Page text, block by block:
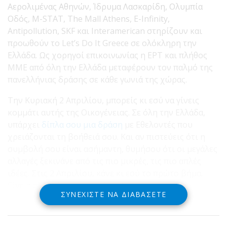
Αερολιμένας Αθηνών, Ίδρυμα Λασκαρίδη, Ολυμπία
Οδός, Μ-STAT, The Mall Αthens, E-Infinity,
Antipollution, SKF και Interamerican στηρίζουν και
προωθούν το Let’s Do It Greece σε ολόκληρη την
Ελλάδα. Ως χορηγοί επικοινωνίας η ΕΡΤ και πλήθος
ΜΜΕ από όλη την Ελλάδα μεταφέρουν τον παλμό της
πανελλήνιας δράσης σε κάθε γωνιά της χώρας.
Γίνε η αλλαγή που περιμένεις!
ΣΥΝΕΧΊΣΤΕ ΝΑ ΔΙΑΒΆΣΕΤΕ